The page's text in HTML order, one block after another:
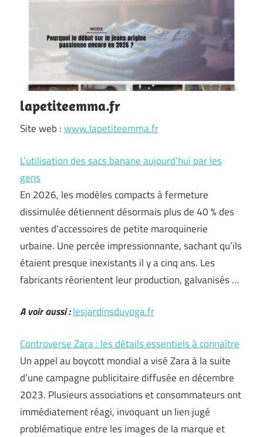
lapetiteemma.fr
Site web :www.lapetiteemma.fr
L’utilisation des sacs banane aujourd’hui par les
gens
En 2026, les modèles compacts à fermeture
dissimulée détiennent désormais plus de 40 % des
ventes d’accessoires de petite maroquinerie
urbaine. Une percée impressionnante, sachant qu’ils
étaient presque inexistants il y a cinq ans. Les
fabricants réorientent leur production, galvanisés …
A voir aussi :lesjardinsduyoga.fr
Controverse Zara : les détails essentiels à connaître
Un appel au boycott mondial a visé Zara à la suite
d’une campagne publicitaire diffusée en décembre
2023. Plusieurs associations et consommateurs ont
immédiatement réagi, invoquant un lien jugé
problématique entre les images de la marque et